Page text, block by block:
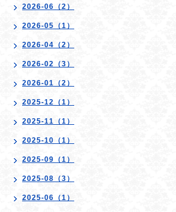
2026-06（2）
2026-05（1）
2026-04（2）
2026-02（3）
2026-01（2）
2025-12（1）
2025-11（1）
2025-10（1）
2025-09（1）
2025-08（3）
2025-06（1）